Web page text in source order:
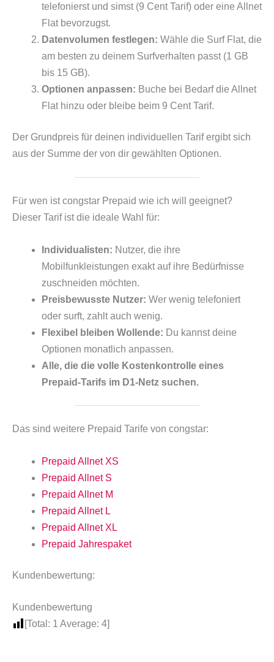
telefonierst und simst (9 Cent Tarif) oder eine Allnet
Flat bevorzugst.
Datenvolumen festlegen: Wähle die Surf Flat, die
am besten zu deinem Surfverhalten passt (1 GB
bis 15 GB).
Optionen anpassen: Buche bei Bedarf die Allnet
Flat hinzu oder bleibe beim 9 Cent Tarif.
Der Grundpreis für deinen individuellen Tarif ergibt sich
aus der Summe der von dir gewählten Optionen.
Für wen ist congstar Prepaid wie ich will geeignet?
Dieser Tarif ist die ideale Wahl für:
Individualisten: Nutzer, die ihre
Mobilfunkleistungen exakt auf ihre Bedürfnisse
zuschneiden möchten.
Preisbewusste Nutzer: Wer wenig telefoniert
oder surft, zahlt auch wenig.
Flexibel bleiben Wollende: Du kannst deine
Optionen monatlich anpassen.
Alle, die die volle Kostenkontrolle eines
Prepaid-Tarifs im D1-Netz suchen.
Das sind weitere Prepaid Tarife von congstar:
Prepaid Allnet XS
Prepaid Allnet S
Prepaid Allnet M
Prepaid Allnet L
Prepaid Allnet XL
Prepaid Jahrespaket
Kundenbewertung:
Kundenbewertung
[Total: 1 Average: 4]